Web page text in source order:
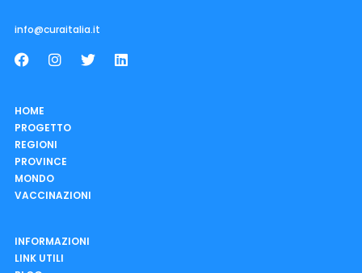
info@curaitalia.it
HOME
PROGETTO
REGIONI
PROVINCE
MONDO
VACCINAZIONI
INFORMAZIONI
LINK UTILI